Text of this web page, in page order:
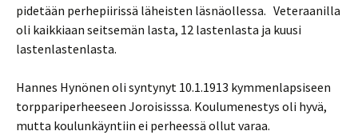
pidetään perhepiirissä läheisten läsnäollessa. Veteraanilla
oli kaikkiaan seitsemän lasta, 12 lastenlasta ja kuusi
lastenlastenlasta.
Hannes Hynönen oli syntynyt 10.1.1913 kymmenlapsiseen
torppariperheeseen Joroisisssa. Koulumenestys oli hyvä,
mutta koulunkäyntiin ei perheessä ollut varaa.